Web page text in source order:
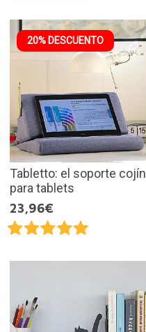
20% DESCUENTO
Tabletto: el soporte cojín
para tablets
23,96€